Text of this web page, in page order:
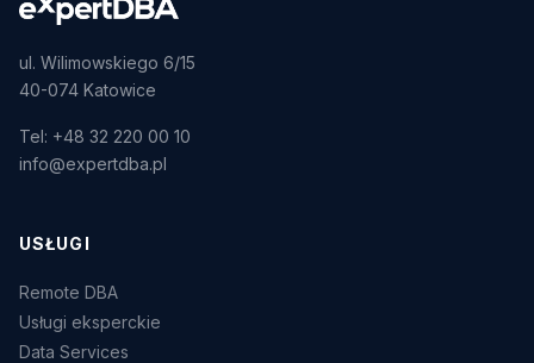
ul. Wilimowskiego 6/15
40-074 Katowice
Tel: +48 32 220 00 10
info@expertdba.pl
USŁUGI
Remote DBA
Usługi eksperckie
Data Services